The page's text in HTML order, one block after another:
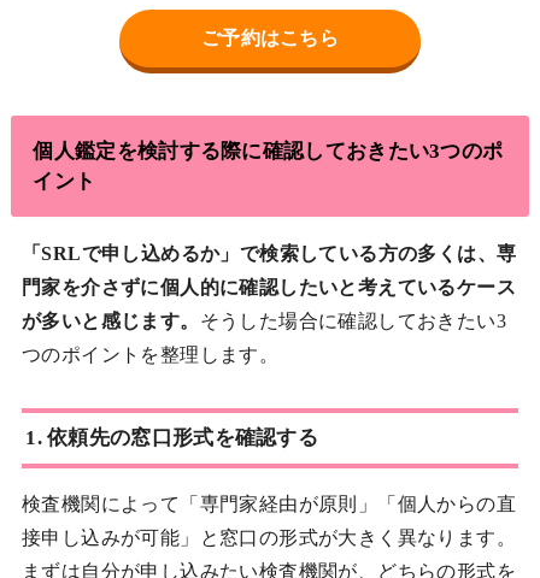
ご予約はこちら
個人鑑定を検討する際に確認しておきたい3つのポ
イント
「SRLで申し込めるか」で検索している方の多くは、専
門家を介さずに個人的に確認したいと考えているケース
が多いと感じます。 そうした場合に確認しておきたい3
つのポイントを整理します。
1. 依頼先の窓口形式を確認する
検査機関によって「専門家経由が原則」「個人からの直
接申し込みが可能」と窓口の形式が大きく異なります。
まずは自分が申し込みたい検査機関が、どちらの形式を